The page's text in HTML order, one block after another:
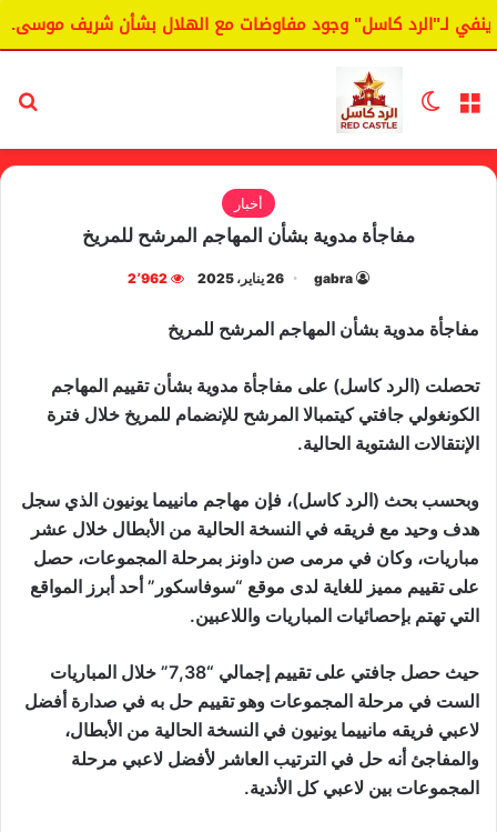
لـ"الرد كاسل" وجود مفاوضات مع الهلال بشأن شريف موسى.
القائمة الوضع المظلم
أخبار
مفاجأة مدوية بشأن المهاجم المرشح للمريخ
gabra 26 يناير، 2025 2٬962
مفاجأة مدوية بشأن المهاجم المرشح للمريخ
تحصلت (الرد كاسل) على مفاجأة مدوية بشأن تقييم المهاجم
الكونغولي جافتي كيتمبالا المرشح للإنضمام للمريخ خلال فترة
الإنتقالات الشتوية الحالية.
وبحسب بحث (الرد كاسل)، فإن مهاجم مانييما يونيون الذي سجل
هدف وحيد مع فريقه في النسخة الحالية من الأبطال خلال عشر
مباريات، وكان في مرمى صن داونز بمرحلة المجموعات، حصل
على تقييم مميز للغاية لدى موقع “سوفاسكور” أحد أبرز المواقع
التي تهتم بإحصائيات المباريات واللاعبين.
حيث حصل جافتي على تقييم إجمالي “7,38” خلال المباريات
الست في مرحلة المجموعات وهو تقييم حل به في صدارة أفضل
لاعبي فريقه مانييما يونيون في النسخة الحالية من الأبطال،
والمفاجئ أنه حل في الترتيب العاشر لأفضل لاعبي مرحلة
المجموعات بين لاعبي كل الأندية.